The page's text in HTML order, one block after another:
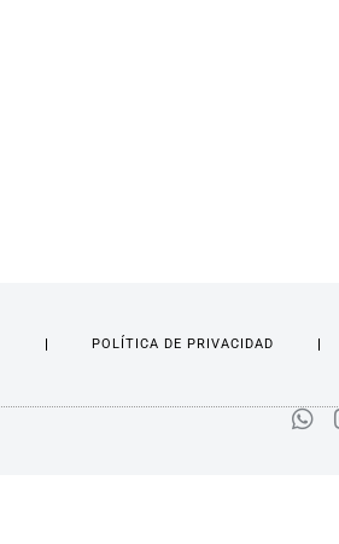
POLÍTICA DE PRIVACIDAD